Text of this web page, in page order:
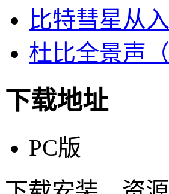
比特彗星从
杜比全景声
下载地址
PC版